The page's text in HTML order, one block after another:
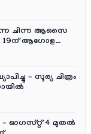
ചിന്ന ആസൈ
19ന് ആഗോള
– സൂര്യ ചിത്രം
– ഓഗസ്റ്റ് 4 മുതൽ